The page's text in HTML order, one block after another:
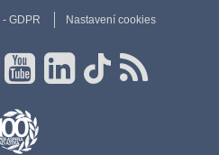
GDPR Nastavení cookies